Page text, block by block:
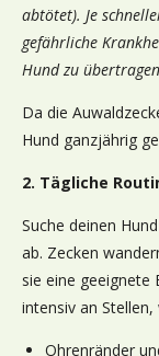
abtötet). Je
gefährliche
Hund zu
Da die
Hund ganzjährig
2. Tägliche
Suche deinen
ab. Zecken
sie eine geeignete
intensiv an
Ohrenränder